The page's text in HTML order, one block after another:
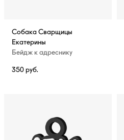
Собака Сварщицы
Екатерины
Бейдж к адреснику
350 руб.